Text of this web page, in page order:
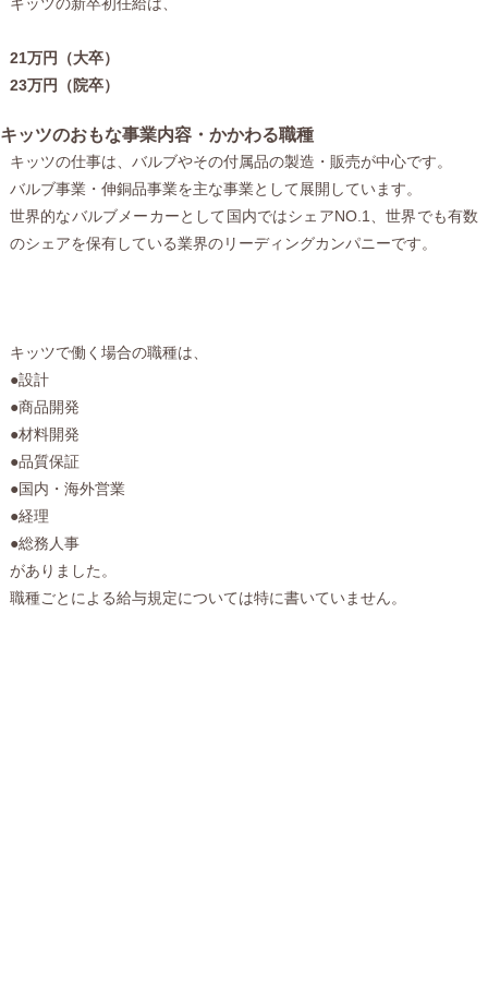
21万円（大卒）
23万円（院卒）
キッツのおもな事業内容・かかわる職種
キッツの仕事は、バルブやその付属品の製造・販売が中心です。
バルブ事業・伸銅品事業を主な事業として展開しています。
世界的なバルブメーカーとして国内ではシェアNO.1、世界でも有数
のシェアを保有している業界のリーディングカンパニーです。
キッツで働く場合の職種は、
●設計
●商品開発
●材料開発
●品質保証
●国内・海外営業
●経理
●総務人事
がありました。
職種ごとによる給与規定については特に書いていません。